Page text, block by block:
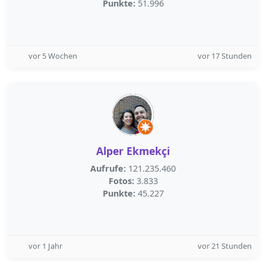
Punkte: 51.996
vor 5 Wochen vor 17 Stunden
Alper Ekmekçi
Aufrufe: 121.235.460
Fotos: 3.833
Punkte: 45.227
vor 1 Jahr vor 21 Stunden